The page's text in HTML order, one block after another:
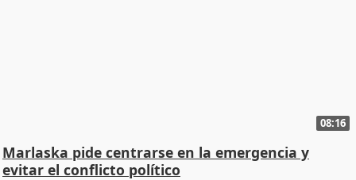
08:16
Marlaska pide centrarse en la emergencia y
evitar el conflicto político